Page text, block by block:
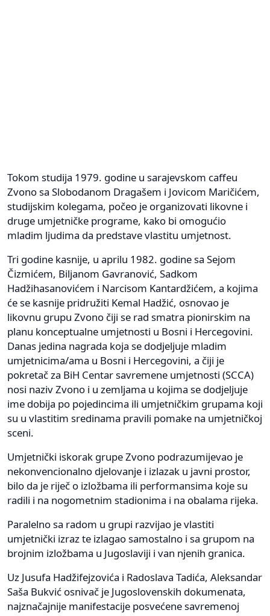
Tokom studija 1979. godine u sarajevskom caffeu
Zvono sa Slobodanom Dragašem i Jovicom Maričićem,
studijskim kolegama, počeo je organizovati likovne i
druge umjetničke programe, kako bi omogućio
mladim ljudima da predstave vlastitu umjetnost.
Tri godine kasnije, u aprilu 1982. godine sa Sejom
Čizmićem, Biljanom Gavranović, Sadkom
Hadžihasanovićem i Narcisom Kantardžićem, a kojima
će se kasnije pridružiti Kemal Hadžić, osnovao je
likovnu grupu Zvono čiji se rad smatra pionirskim na
planu konceptualne umjetnosti u Bosni i Hercegovini.
Danas jedina nagrada koja se dodjeljuje mladim
umjetnicima/ama u Bosni i Hercegovini, a čiji je
pokretač za BiH Centar savremene umjetnosti (SCCA)
nosi naziv Zvono i u zemljama u kojima se dodjeljuje
ime dobija po pojedincima ili umjetničkim grupama koji
su u vlastitim sredinama pravili pomake na umjetničkoj
sceni.
Umjetnički iskorak grupe Zvono podrazumijevao je
nekonvencionalno djelovanje i izlazak u javni prostor,
bilo da je riječ o izložbama ili performansima koje su
radili i na nogometnim stadionima i na obalama rijeka.
Paralelno sa radom u grupi razvijao je vlastiti
umjetnički izraz te izlagao samostalno i sa grupom na
brojnim izložbama u Jugoslaviji i van njenih granica.
Uz Jusufa Hadžifejzovića i Radoslava Tadića, Aleksandar
Saša Bukvić osnivač je Jugoslovenskih dokumenata,
najznačajnije manifestacije posvećene savremenoj